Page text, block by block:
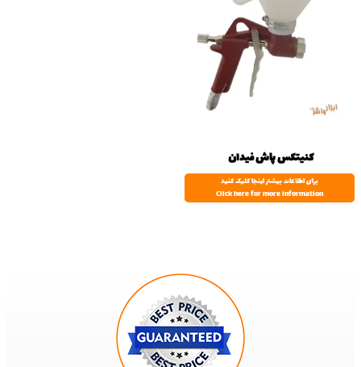
کنیتکس پاش فیدان
برای اطلاعات بیشتر اینجا کلیک کنید
Click here for more information